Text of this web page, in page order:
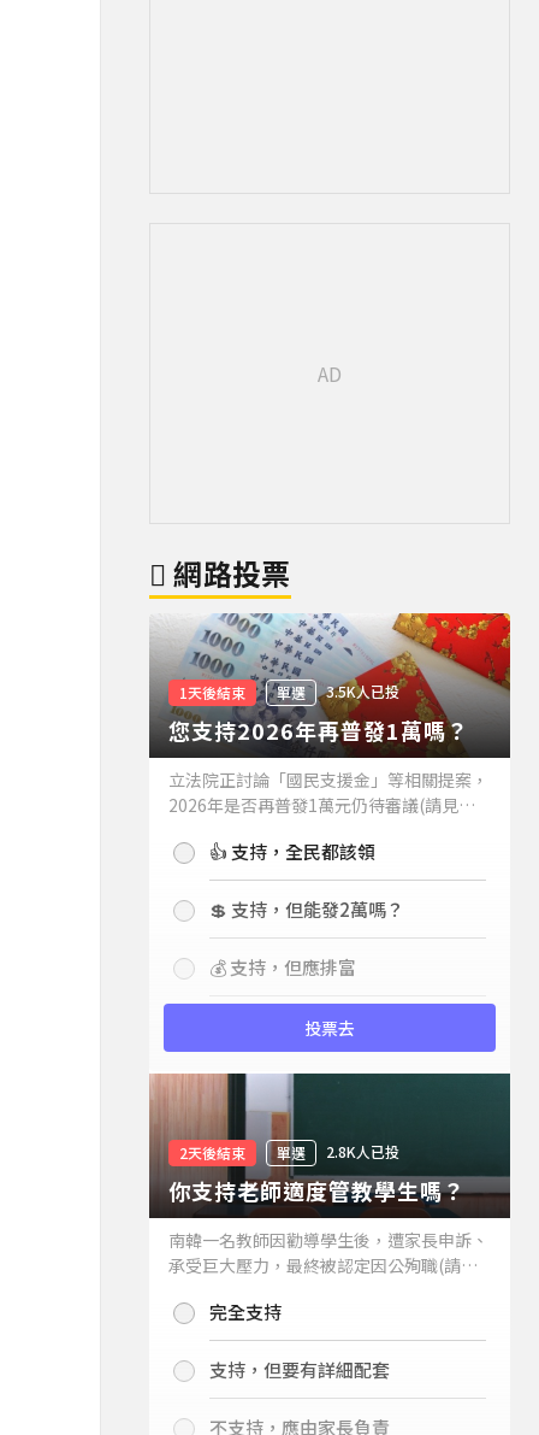
網路投票
1天後結束 單選 3.5K人已投
您支持2026年再普發1萬嗎？
立法院正討論「國民支援金」等相關提案，
2026年是否再普發1萬元仍待審議(請見下
持嗎？👍 支持，全民都該領
💲 支持，但能發2萬嗎？
💰 支持，但應排富
投票去
2天後結束 單選 2.8K人已投
你支持老師適度管教學生嗎？
南韓一名教師因勸導學生後，遭家長申訴、
承受巨大壓力，最終被認定因公殉職(請見
你支持老師適度管教學生嗎？
完全支持
支持，但要有詳細配套
不支持，應由家長負責